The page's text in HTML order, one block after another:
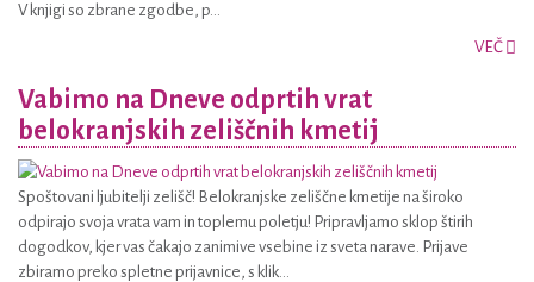
V knjigi so zbrane zgodbe, p...
VEČ
Vabimo na Dneve odprtih vrat
belokranjskih zeliščnih kmetij
Spoštovani ljubitelji zelišč! Belokranjske zeliščne kmetije na široko
odpirajo svoja vrata vam in toplemu poletju! Pripravljamo sklop štirih
dogodkov, kjer vas čakajo zanimive vsebine iz sveta narave. Prijave
zbiramo preko spletne prijavnice, s klik...